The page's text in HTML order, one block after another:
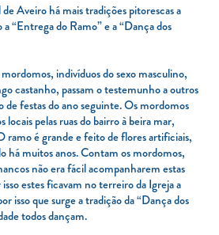
Aveiro há mais tradições pitorescas a
“Entrega do Ramo” e a “Dança dos
indivíduos do sexo masculino,
castanho, passam o testemunho a outros
de festas do ano seguinte. Os mordomos
pelas ruas do bairro à beira mar,
ramo é grande e feito de flores artificiais,
há muitos anos. Contam os mordomos,
não era fácil acompanharem estas
isso estes ficavam no terreiro da Igreja a
isso que surge a tradição da “Dança dos
todos dançam.